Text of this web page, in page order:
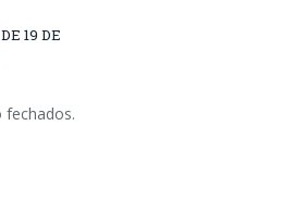
19 DE
fechados.